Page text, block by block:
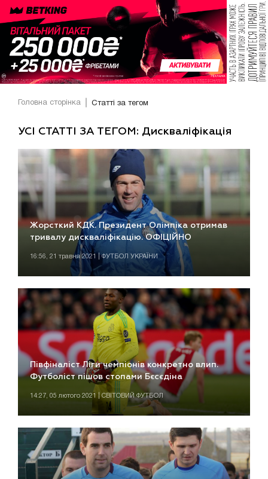
Головна сторінка Статті за тегом
УСІ СТАТТІ ЗА ТЕГОМ: Дискваліфікація
Жорсткий КДК. Президент Олімпіка отримав
тривалу дискваліфікацію. ОФІЦІЙНО
16:56, 21 травня 2021 | ФУТБОЛ УКРАЇНИ
Півфіналіст Ліги чемпіонів конкретно влип.
Футболіст пішов стопами Бєсєдіна
14:27, 05 лютого 2021 | СВІТОВИЙ ФУТБОЛ